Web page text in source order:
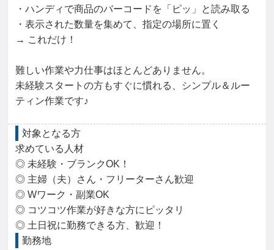
・ハンディで商品のバーコードを「ピッ」と読み取る
・表示された数量を集めて、指定の場所に置く
→ これだけ！
難しい作業や力仕事はほとんどありません。
未経験スタートの方もすぐに慣れる、シンプル＆ルー
ティン作業です♪
対象となる方
求めている人材
◎ 未経験・ブランクOK！
◎ 主婦（夫）さん・フリーターさん歓迎
◎ Wワーク・副業OK
◎ コツコツ作業が好きな方にピッタリ
◎ 土日祝に勤務できる方、歓迎！
勤務地